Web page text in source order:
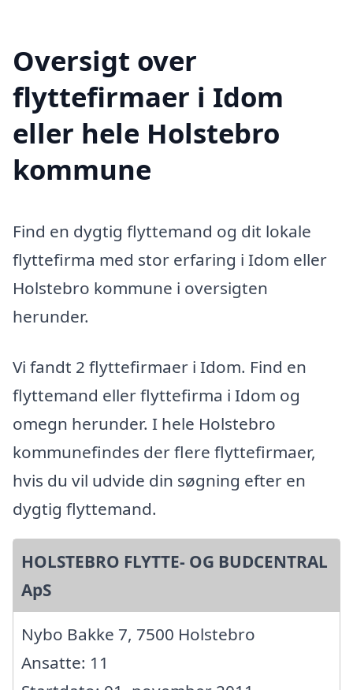
Oversigt over
flyttefirmaer i Idom
eller hele Holstebro
kommune
Find en dygtig flyttemand og dit lokale
flyttefirma med stor erfaring i Idom eller
Holstebro kommune i oversigten
herunder.
Vi fandt 2 flyttefirmaer i Idom. Find en
flyttemand eller flyttefirma i Idom og
omegn herunder. I hele Holstebro
kommunefindes der flere flyttefirmaer,
hvis du vil udvide din søgning efter en
dygtig flyttemand.
HOLSTEBRO FLYTTE- OG BUDCENTRAL
ApS
Nybo Bakke 7, 7500 Holstebro
Ansatte: 11